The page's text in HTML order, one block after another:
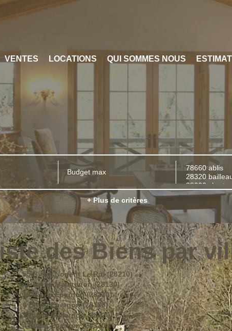
VENTES LOCATIONS QUI SOMMES NOUS
+ Plus de critères
des Biens par
55 Biens Nogent Le Roi (28210)
46 Biens Maintenon (28130)
19 Biens Epernon (28230)
6 Biens Epernon (28130)
5 Biens Gallardon (28320)
4 Biens Epernon (28320)